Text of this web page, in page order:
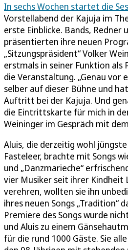
In sechs Wochen startet die
Vorstellabend der Kajuja im
erste Einblicke. Bands, Redner
präsentierten ihre neuen
„Sitzungspräsident“ Volker
erstmals in seiner Funktion als
die Veranstaltung. „Genau vor
selber auf dieser Bühne und
Auftritt bei der Kajuja. Und
die Eintrittskarte für mich in
Weininger im Gespräch mit dem
Aluis, die derzeitig wohl
Fasteleer, brachte mit Songs
und „Danzmarieche“
vier Musiker seit ihrer Kindheit
verehren, wollten sie ihn
ihres neuen Songs „Tradition“
Premiere des Songs wurde
und Aluis zu einem
für die rund 1000 Gäste. Sie